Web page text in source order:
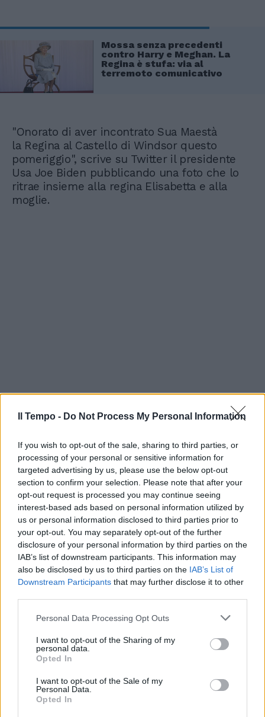
Il Tempo - Do Not Process My Personal Information
If you wish to opt-out of the sale, sharing to third parties, or
processing of your personal or sensitive information for
targeted advertising by us, please use the below opt-out
section to confirm your selection. Please note that after your
opt-out request is processed you may continue seeing
interest-based ads based on personal information utilized by
us or personal information disclosed to third parties prior to
your opt-out. You may separately opt-out of the further
disclosure of your personal information by third parties on the
IAB’s list of downstream participants. This information may
also be disclosed by us to third parties on the IAB’s List of
Downstream Participants that may further disclose it to other
Personal Data Processing Opt Outs
I want to opt-out of the Sharing of my
personal data.
Opted In
I want to opt-out of the Sale of my
Personal Data.
Opted In
Mossa senza precedenti
contro Harry e Meghan. La
Regina è stufa: via al
terremoto comunicativo
"Onorato di aver incontrato Sua Maestà
la Regina al Castello di Windsor questo
pomeriggio", scrive su Twitter il presidente
Usa Joe Biden pubblicando una foto che lo
ritrae insieme alla regina Elisabetta e alla
moglie.